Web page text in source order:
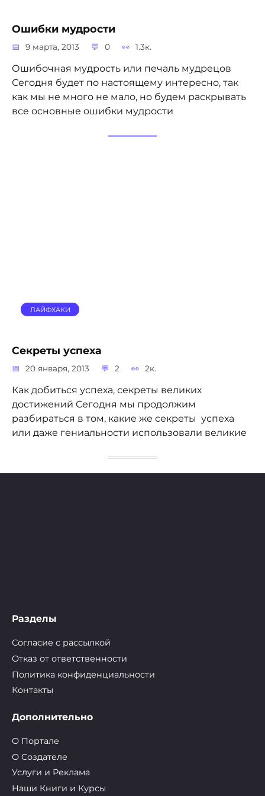
Ошибки мудрости
9 марта, 2013 0 1.3к.
Ошибочная мудрость или печаль мудрецов
Сегодня будет по настоящему интересно, так
как мы не много не мало, но будем раскрывать
все основные ошибки мудрости
ЛАЙФХАКИ
Секреты успеха
20 января, 2013 2 2к.
Как добиться успеха, секреты великих
достижений Сегодня мы продолжим
разбираться в том, какие же секреты успеха
или даже гениальности использовали великие
Разделы
Согласие с рассылкой
Отказ от ответственности
Политика конфиденциальности
Контакты
Дополнительно
О Портале
О Cоздателе
Услуги и Реклама
Наши Книги и Курсы